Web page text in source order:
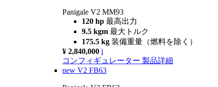
Panigale V2 MM93
120 hp 最高出力
9.5 kgm 最大トルク
175.5 kg 装備重量（燃料を除く）
¥ 2,840,000 i
コンフィギュレーター 製品詳細
new V2 FB63